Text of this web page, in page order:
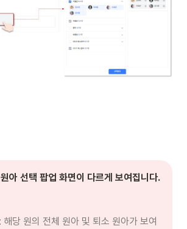
아 선택 팝업 화면이 다르게 보여집니다.
: 해당 원의 전체 원아 및 퇴소 원아가 보여